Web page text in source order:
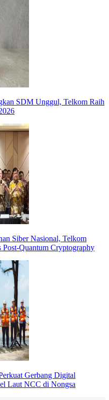
SDM Unggul, Telkom Raih
Siber Nasional, Telkom
Quantum Cryptography
Gerbang Digital
Laut NCC di Nongsa